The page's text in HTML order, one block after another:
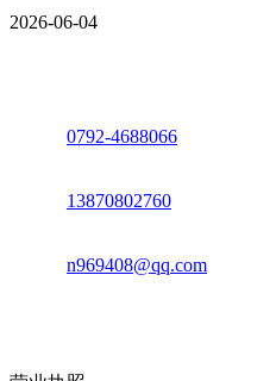
2026-06-04
0792-4688066
13870802760
n969408@qq.com